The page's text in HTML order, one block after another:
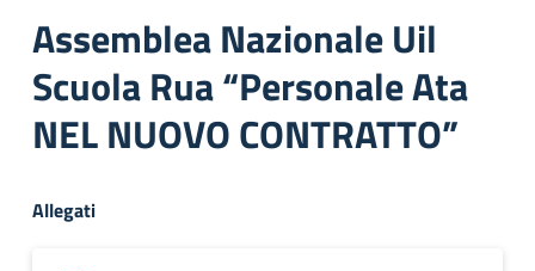
Assemblea Nazionale Uil
Scuola Rua “Personale Ata
NEL NUOVO CONTRATTO”
Allegati